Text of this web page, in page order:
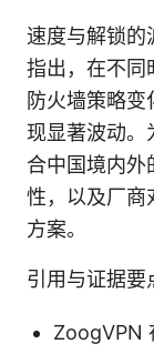
速度与解锁的
指出，在不同
防火墙策略
现显著波动。
合中国境内外
性，以及厂商
方案。
引用与证据要
ZoogVPN